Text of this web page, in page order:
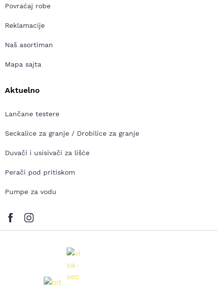
Povraćaj robe
Reklamacije
Naš asortiman
Mapa sajta
Aktuelno
Lančane testere
Seckalice za granje / Drobilice za granje
Duvači i usisivači za lišće
Perači pod pritiskom
Pumpe za vodu